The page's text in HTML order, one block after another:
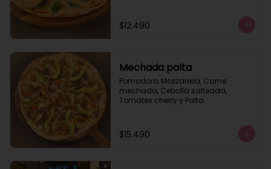
$12.490
Mechada palta
Pomodoro, Mozzarella, Carne
mechada, Cebolla salteada,
Tomates cherry y Palta.
$15.490